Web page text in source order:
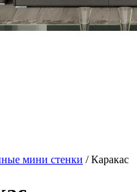
мини стенки / Каракас